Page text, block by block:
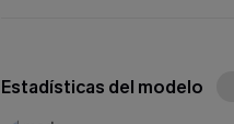
Estadísticas del modelo